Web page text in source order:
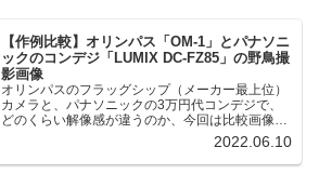
【作例比較】オリンパス「OM-1」とパナソニ
ックのコンデジ「LUMIX DC-FZ85」の野鳥撮
影画像
オリンパスのフラッグシップ（メーカー最上位）
カメラと、パナソニックの3万円代コンデジで、
どのくらい解像感が違うのか、今回は比較画像を
紹介します。私はコンデジを愛用しているのです
が、相棒がオリンパス「OM-1」を使い始めたと
ころ、同じ被写体で...
2022.06.10